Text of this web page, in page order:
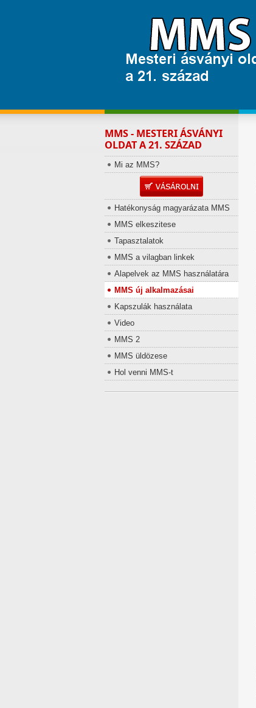
MMS - MESTERI ÁSVÁNYI
OLDAT A 21. SZÁZAD
Mi az MMS?
Hatékonyság magyarázata MMS
MMS elkeszitese
Tapasztalatok
MMS a vilagban linkek
Alapelvek az MMS használatára
MMS új alkalmazásai
Kapszulák használata
Video
MMS 2
MMS üldözese
Hol venni MMS-t